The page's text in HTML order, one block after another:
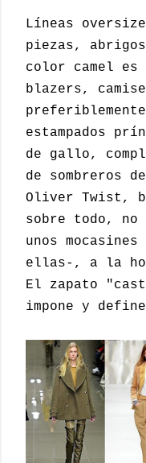
Líneas
piezas,
color camel
blazers,
estampados
de gallo,
de sombreros
Oliver Twist,
sobre todo, no
unos
ellas-, a la
El zapato
impone y